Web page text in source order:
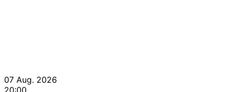
07 Aug. 2026
20:00